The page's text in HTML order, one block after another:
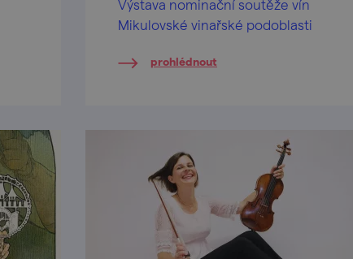
Výstava nominační soutěže vín
Mikulovské vinařské podoblasti
prohlédnout